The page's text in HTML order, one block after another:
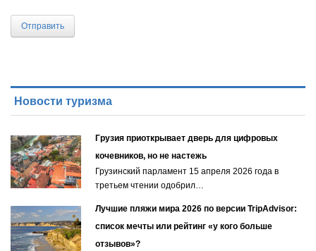
Отправить
Новости туризма
Грузия приоткрывает дверь для цифровых
кочевников, но не настежь
Грузинский парламент 15 апреля 2026 года в
третьем чтении одобрил…
Лучшие пляжи мира 2026 по версии TripAdvisor:
список мечты или рейтинг «у кого больше
отзывов»?